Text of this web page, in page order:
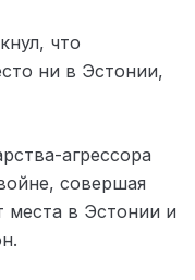
что
ни в Эстонии,
агрессора
совершая
места в Эстонии и